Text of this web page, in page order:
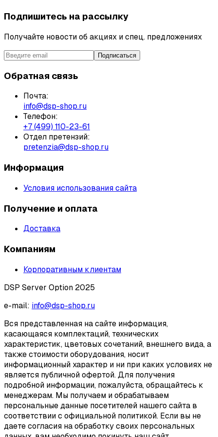
Подпишитесь на рассылку
Получайте новости об акциях и спец. предложениях
Подписаться
Обратная связь
Почта:
info@dsp-shop.ru
Телефон:
+7 (499) 110-23-61
Отдел претензий:
pretenzia@dsp-shop.ru
Информация
Условия использования сайта
Получение и оплата
Доставка
Компаниям
Корпоративным клиентам
DSP Server Option 2025
e-mail: info@dsp-shop.ru
Вся представленная на сайте информация,
касающаяся комплектаций, технических
характеристик, цветовых сочетаний, внешнего вида, а
также стоимости оборудования, носит
информационный характер и ни при каких условиях не
является публичной офертой. Для получения
подробной информации, пожалуйста, обращайтесь к
менеджерам. Мы получаем и обрабатываем
персональные данные посетителей нашего сайта в
соответствии с официальной политикой. Если вы не
даете согласия на обработку своих персональных